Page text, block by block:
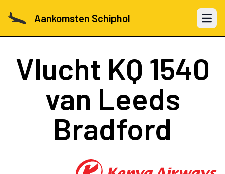
Aankomsten Schiphol Open
Vlucht KQ 1540
van Leeds
Bradford